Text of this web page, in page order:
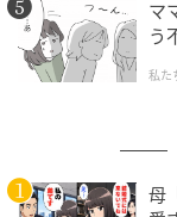
マ
う
私た
母